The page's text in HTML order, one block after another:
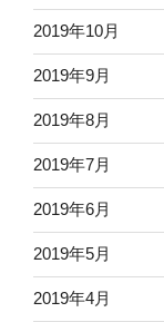
2019年10月
2019年9月
2019年8月
2019年7月
2019年6月
2019年5月
2019年4月